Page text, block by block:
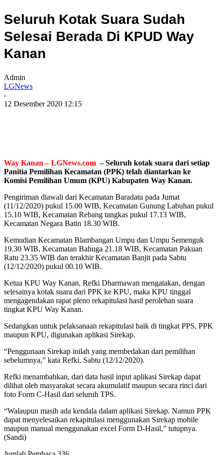
Seluruh Kotak Suara Sudah
Selesai Berada Di KPUD Way
Kanan
Admin
LGNews
-
12 Desember 2020 12:15
Way Kanan – LGNews.com – Seluruh kotak suara dari setiap
Panitia Pemilihan Kecamatan (PPK) telah diantarkan ke
Komisi Pemilihan Umum (KPU) Kabupaten Way Kanan.
Pengiriman diawali dari Kecamatan Baradatu pada Jumat
(11/12/2020) pukul 15.00 WIB, Kecamatan Gunung Labuhan pukul
15.10 WIB, Kecamatan Rebang tangkas pukul 17.13 WIB,
Kecamatan Negara Batin 18.30 WIB.
Kemudian Kecamatan Blambangan Umpu dan Umpu Semenguk
19.30 WIB, Kecamatan Bahuga 21.18 WIB, Kecamatan Pakuan
Ratu 23.35 WIB dan terakhir Kecamatan Banjit pada Sabtu
(12/12/2020) pukul 00.10 WIB.
Ketua KPU Way Kanan, Refki Dharmawan mengatakan, dengan
selesainya kotak suara dari PPK ke KPU, maka KPU tinggal
mengagendakan rapat pleno rekapitulasi hasil perolehan suara
tingkat KPU Way Kanan.
Sedangkan untuk pelaksanaan rekapitulasi baik di tingkat PPS, PPK
maupun KPU, digunakan aplikasi Sirekap.
“Penggunaan Sirekap inilah yang membedakan dari pemilihan
sebelumnya,” kata Refki, Sabtu (12/12/2020).
Refki menambahkan, dari data hasil input aplikasi Sirekap dapat
dilihat oleh masyarakat secara akumulatif maupun secara rinci dari
foto Form C-Hasil dari seluruh TPS.
“Walaupun masih ada kendala dalam aplikasi Sirekap. Namun PPK
dapat menyelesaikan rekapitulasi menggunakan Sirekap mobile
maupun manual menggunakan excel Form D-Hasil,” tutupnya.
(Sandi)